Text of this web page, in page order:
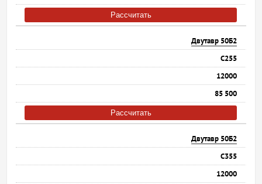
Рассчитать
Двутавр 50Б2
С255
12000
85 500
Рассчитать
Двутавр 50Б2
С355
12000